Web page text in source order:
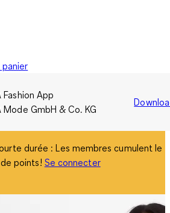
Fashion App
Mode GmbH & Co. KG
durée : Les membres cumulent le
points! Se connecter